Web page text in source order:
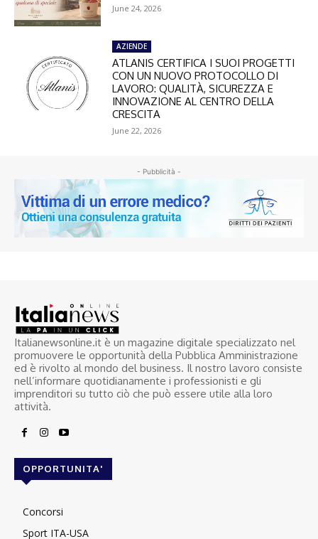
June 24, 2026
AZIENDE
ATLANIS CERTIFICA I SUOI PROGETTI
CON UN NUOVO PROTOCOLLO DI
LAVORO: QUALITÀ, SICUREZZA E
INNOVAZIONE AL CENTRO DELLA
CRESCITA
June 22, 2026
- Pubblicità -
Italianewsonline.it è un magazine digitale specializzato nel
promuovere le opportunità della Pubblica Amministrazione
ed è rivolto al mondo del business. Il nostro lavoro consiste
nell’informare quotidianamente i professionisti e gli
imprenditori su tutto ciò che può essere utile alla loro
attività.
OPPORTUNITA'
Concorsi
Sport ITA-USA